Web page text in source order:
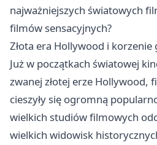
najważniejszych światowych
filmów sensacyjnych?
Złota era Hollywood i korzenie
Już w początkach światowej
zwanej złotej erze Hollywood,
cieszyły się ogromną
wielkich studiów filmowych
wielkich widowisk